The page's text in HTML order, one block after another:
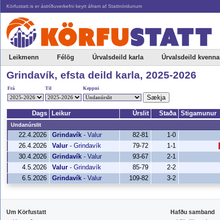
Körfustatt.is er ástríðuverkefni keyrt áfram af Stattnördunum
Leikmenn Félög Úrvalsdeild karla Úrvalsdeild kvenna
Grindavík, efsta deild karla, 2025-2026
Frá Til Keppni
Sækja
Dags Leikur Úrslit Staða Stigamunur
Undanúrslit
22.4.2026 Grindavík - Valur 82-81
1-0
26.4.2026
Valur - Grindavík 79-72
1-1
30.4.2026
Grindavík - Valur 93-67
2-1
4.5.2026
Valur - Grindavík 85-79
2-2
6.5.2026
Grindavík - Valur 109-82 3-2
Um Körfustatt
Hafðu samband